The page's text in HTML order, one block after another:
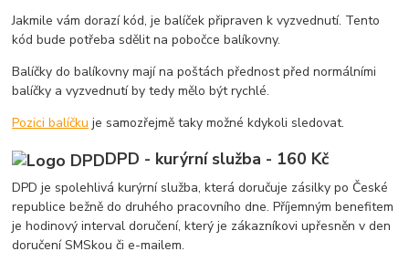
Jakmile vám dorazí kód, je balíček připraven k vyzvednutí. Tento
kód bude potřeba sdělit na pobočce balíkovny.
Balíčky do balíkovny mají na poštách přednost před normálními
balíčky a vyzvednutí by tedy mělo být rychlé.
Pozici balíčku je samozřejmě taky možné kdykoli sledovat.
DPD - kurýrní služba - 160 Kč
DPD je spolehlivá kurýrní služba, která doručuje zásilky po České
republice bežně do druhého pracovního dne. Příjemným benefitem
je hodinový interval doručení, který je zákazníkovi upřesněn v den
doručení SMSkou či e-mailem.